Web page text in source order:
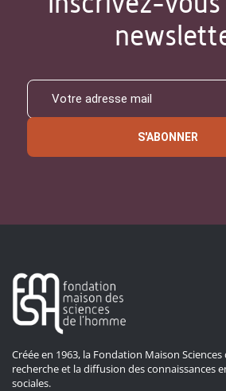
S'ABONNER
Créée en 1963, la Fondation Maison
recherche et la diffusion des connaissances
sociales.